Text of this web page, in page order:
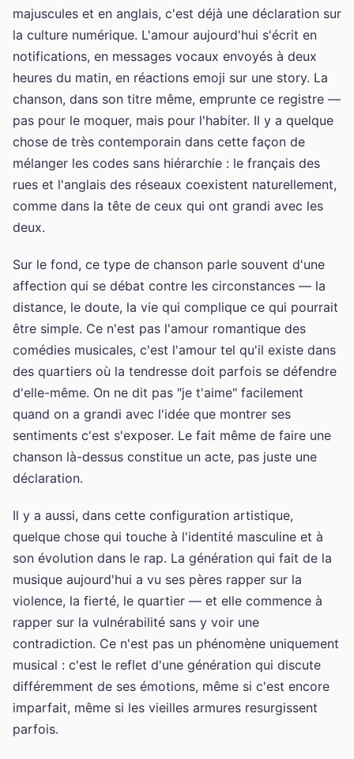
majuscules et en anglais, c'est déjà une déclaration sur
la culture numérique. L'amour aujourd'hui s'écrit en
notifications, en messages vocaux envoyés à deux
heures du matin, en réactions emoji sur une story. La
chanson, dans son titre même, emprunte ce registre —
pas pour le moquer, mais pour l'habiter. Il y a quelque
chose de très contemporain dans cette façon de
mélanger les codes sans hiérarchie : le français des
rues et l'anglais des réseaux coexistent naturellement,
comme dans la tête de ceux qui ont grandi avec les
deux.
Sur le fond, ce type de chanson parle souvent d'une
affection qui se débat contre les circonstances — la
distance, le doute, la vie qui complique ce qui pourrait
être simple. Ce n'est pas l'amour romantique des
comédies musicales, c'est l'amour tel qu'il existe dans
des quartiers où la tendresse doit parfois se défendre
d'elle-même. On ne dit pas "je t'aime" facilement
quand on a grandi avec l'idée que montrer ses
sentiments c'est s'exposer. Le fait même de faire une
chanson là-dessus constitue un acte, pas juste une
déclaration.
Il y a aussi, dans cette configuration artistique,
quelque chose qui touche à l'identité masculine et à
son évolution dans le rap. La génération qui fait de la
musique aujourd'hui a vu ses pères rapper sur la
violence, la fierté, le quartier — et elle commence à
rapper sur la vulnérabilité sans y voir une
contradiction. Ce n'est pas un phénomène uniquement
musical : c'est le reflet d'une génération qui discute
différemment de ses émotions, même si c'est encore
imparfait, même si les vieilles armures resurgissent
parfois.